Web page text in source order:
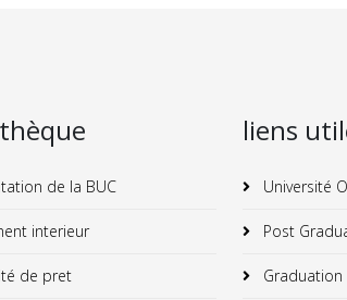
de la BUC
interieur
de pret
liens
Université
Post
Graduation